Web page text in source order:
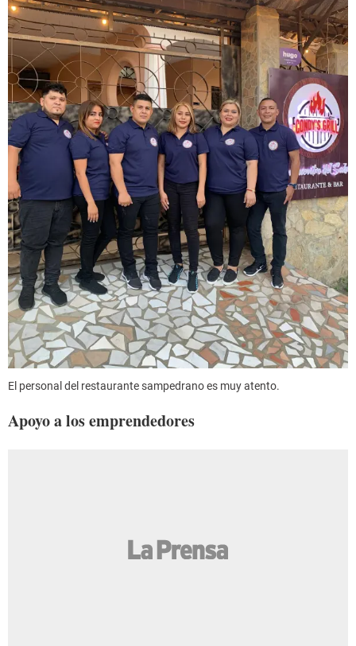
El personal del restaurante sampedrano es muy atento.
Apoyo a los emprendedores